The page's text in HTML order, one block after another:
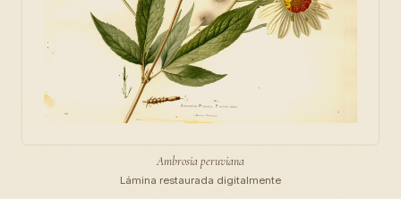
Ambrosia peruviana
Lámina restaurada digitalmente